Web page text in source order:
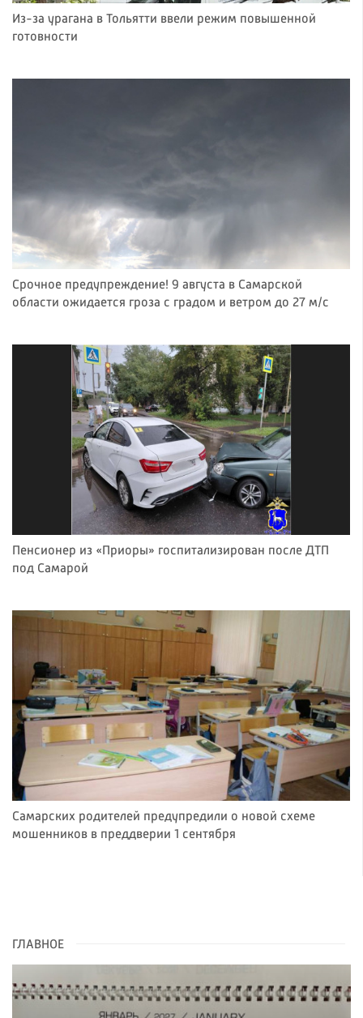
Из-за урагана в Тольятти ввели режим повышенной
готовности
Срочное предупреждение! 9 августа в Самарской
области ожидается гроза с градом и ветром до 27 м/с
Пенсионер из «Приоры» госпитализирован после ДТП
под Самарой
Самарских родителей предупредили о новой схеме
мошенников в преддверии 1 сентября
ГЛАВНОЕ